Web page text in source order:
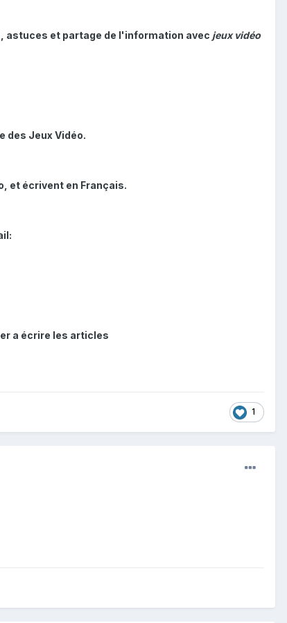
astuces et partage de l'information avec jeux vidéo
des Jeux Vidéo.
et écrivent en Français.
a écrire les articles
1